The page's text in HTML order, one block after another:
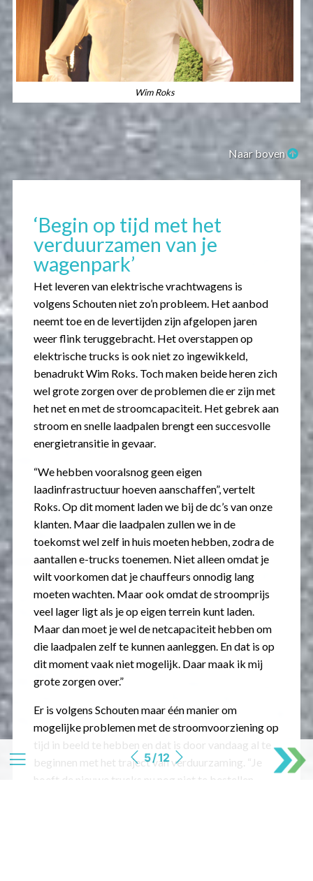
Wim Roks
Naar boven
‘Begin op tijd met het
verduurzamen van je
wagenpark’
Het leveren van elektrische vrachtwagens is
volgens Schouten niet zo’n probleem. Het aanbod
neemt toe en de levertijden zijn afgelopen jaren
weer flink teruggebracht. Het overstappen op
elektrische trucks is ook niet zo ingewikkeld,
benadrukt Wim Roks. Toch maken beide heren zich
wel grote zorgen over de problemen die er zijn met
het net en met de stroomcapaciteit. Het gebrek aan
stroom en snelle laadpalen brengt een succesvolle
energietransitie in gevaar.
“We hebben vooralsnog geen eigen
laadinfrastructuur hoeven aanschaffen”, vertelt
Roks. Op dit moment laden we bij de dc’s van onze
klanten. Maar die laadpalen zullen we in de
toekomst wel zelf in huis moeten hebben, zodra de
aantallen e-trucks toenemen. Niet alleen omdat je
wilt voorkomen dat je chauffeurs onnodig lang
moeten wachten. Maar ook omdat de stroomprijs
veel lager ligt als je op eigen terrein kunt laden.
Maar dan moet je wel de netcapaciteit hebben om
die laadpalen zelf te kunnen aanleggen. En dat is op
dit moment vaak niet mogelijk. Daar maak ik mij
grote zorgen over.”
Er is volgens Schouten maar één manier om
mogelijke problemen met de stroomvoorziening op
tijd in beeld te hebben en dat is door vandaag al te
beginnen met het traject van verduurzaming. “Je
hoeft de nieuwe trucks nu nog niet te bestellen,
5 / 12